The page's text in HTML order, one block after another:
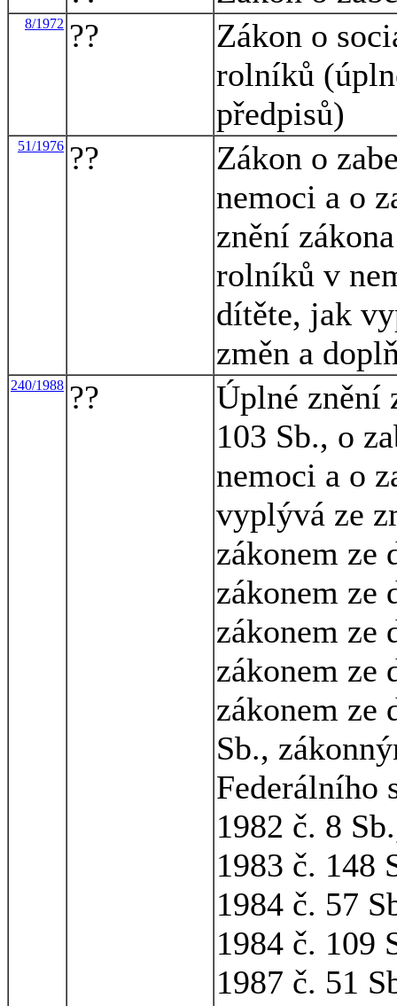
8/1972 ??
Zákon o
rolníků
předpisů)
51/1976 ??
Zákon o
nemoci a o
znění
rolníků v
dítěte, jak
změn a
240/1988 ??
Úplné znění
103 Sb., o
nemoci a o
vyplývá ze
zákonem ze
zákonem ze
zákonem ze
zákonem ze
zákonem ze
Sb.,
Federálního
1982 č. 8
1983 č. 148
1984 č. 57
1984 č. 109
1987 č. 51